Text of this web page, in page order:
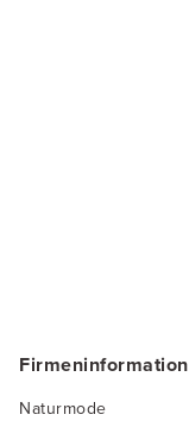
Firmeninformation
Naturmode